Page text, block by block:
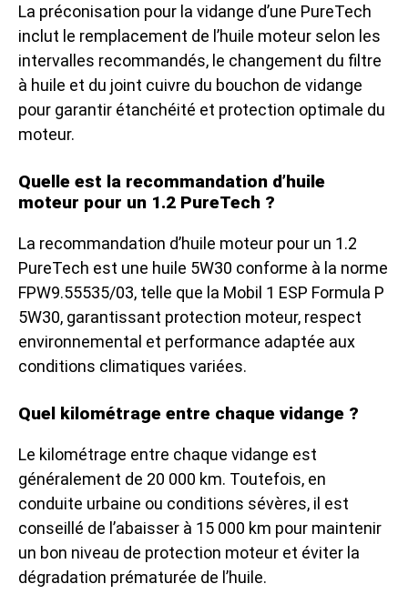
La préconisation pour la vidange d’une PureTech
inclut le remplacement de l’huile moteur selon les
intervalles recommandés, le changement du filtre
à huile et du joint cuivre du bouchon de vidange
pour garantir étanchéité et protection optimale du
moteur.
Quelle est la recommandation d’huile
moteur pour un 1.2 PureTech ?
La recommandation d’huile moteur pour un 1.2
PureTech est une huile 5W30 conforme à la norme
FPW9.55535/03, telle que la Mobil 1 ESP Formula P
5W30, garantissant protection moteur, respect
environnemental et performance adaptée aux
conditions climatiques variées.
Quel kilométrage entre chaque vidange ?
Le kilométrage entre chaque vidange est
généralement de 20 000 km. Toutefois, en
conduite urbaine ou conditions sévères, il est
conseillé de l’abaisser à 15 000 km pour maintenir
un bon niveau de protection moteur et éviter la
dégradation prématurée de l’huile.